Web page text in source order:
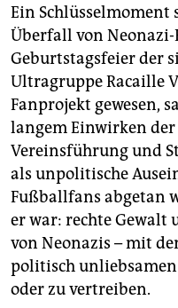
Ein Schlüsselmoment
Überfall von
Geburtstagsfeier der
Ultragruppe Racaille
Fanprojekt gewesen,
langem Einwirken
Vereinsführung und
als unpolitische
Fußballfans abgetan
er war: rechte Gewalt
von Neonazis – mit
politisch
oder zu vertreiben.